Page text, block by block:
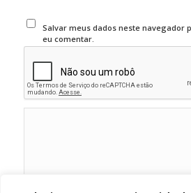
Salvar meus dados neste navegador
eu comentar.